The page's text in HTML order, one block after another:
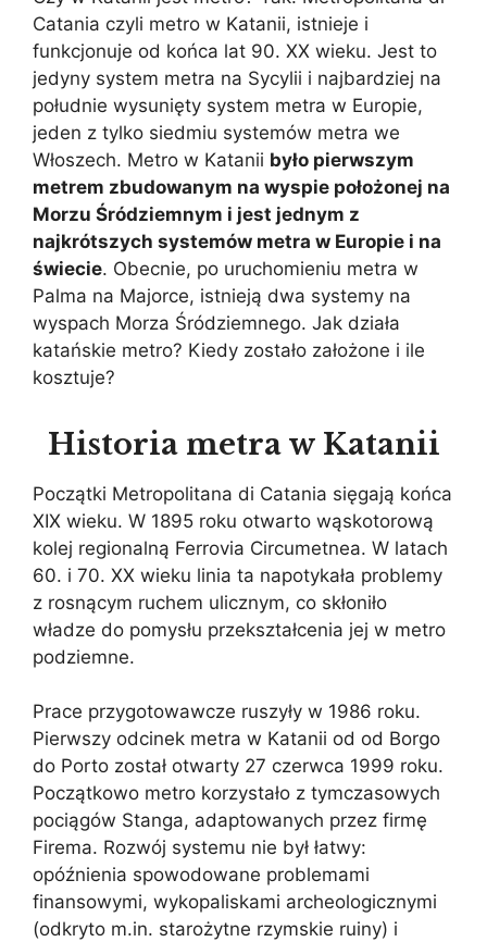
Catania czyli metro w Katanii, istnieje i
funkcjonuje od końca lat 90. XX wieku. Jest to
jedyny system metra na Sycylii i najbardziej na
południe wysunięty system metra w Europie,
jeden z tylko siedmiu systemów metra we
Włoszech. Metro w Katanii było pierwszym
metrem zbudowanym na wyspie położonej na
Morzu Śródziemnym i jest jednym z
najkrótszych systemów metra w Europie i na
świecie. Obecnie, po uruchomieniu metra w
Palma na Majorce, istnieją dwa systemy na
wyspach Morza Śródziemnego. Jak działa
katańskie metro? Kiedy zostało założone i ile
kosztuje?
Historia metra w Katanii
Początki Metropolitana di Catania sięgają końca
XIX wieku. W 1895 roku otwarto wąskotorową
kolej regionalną Ferrovia Circumetnea. W latach
60. i 70. XX wieku linia ta napotykała problemy
z rosnącym ruchem ulicznym, co skłoniło
władze do pomysłu przekształcenia jej w metro
podziemne.
Prace przygotowawcze ruszyły w 1986 roku.
Pierwszy odcinek metra w Katanii od od Borgo
do Porto został otwarty 27 czerwca 1999 roku.
Początkowo metro korzystało z tymczasowych
pociągów Stanga, adaptowanych przez firmę
Firema. Rozwój systemu nie był łatwy:
opóźnienia spowodowane problemami
finansowymi, wykopaliskami archeologicznymi
(odkryto m.in. starożytne rzymskie ruiny) i